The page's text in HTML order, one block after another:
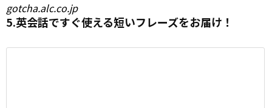
gotcha.alc.co.jp
5.英会話ですぐ使える短いフレーズをお届け！